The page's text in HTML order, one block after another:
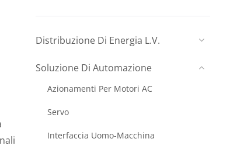
Distribuzione Di Energia L.V.
Soluzione Di Automazione
Azionamenti Per Motori AC
Servo
Interfaccia Uomo-Macchina